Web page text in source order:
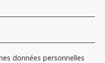
données personnelles